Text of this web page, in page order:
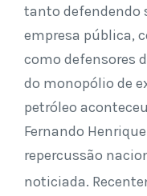
tanto defendendo
empresa pública,
como defensores
do monopólio de
petróleo
Fernando
repercussão
noticiada.